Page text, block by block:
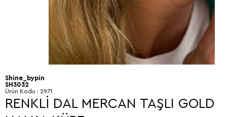
Shine_bypin
SH3032
Ürün Kodu : 2971
RENKLİ DAL MERCAN TAŞLI GOLD